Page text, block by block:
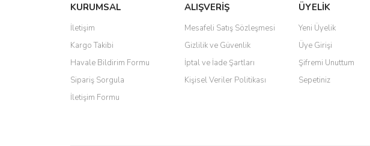
Ürün resmi kalitesiz, bozuk veya görüntülenemiyor.
Ürün açıklamasında eksik bilgiler bulunuyor.
Ürün bilgilerinde hatalar bulunuyor.
Ürün fiyatı diğer sitelerden daha pahalı.
Bu ürüne benzer farklı alternatifler olmalı.
KURUMSAL
İletişim
Kargo Takibi
Havale Bildirim Formu
Sipariş Sorgula
İletişim Formu
ALIŞVERİŞ
Mesafeli Satış Sözleşmesi
Gizlilik ve Güvenlik
İptal ve İade Şartları
Kişisel Veriler Politikası
ÜYELİK
Yeni Üyelik
Üye Girişi
Şifremi Unuttum
Sepetiniz